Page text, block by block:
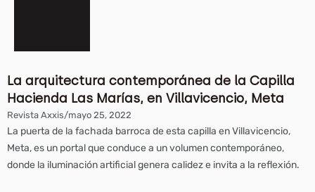
La arquitectura contemporánea de la Capilla
Hacienda Las Marías, en Villavicencio, Meta
Revista Axxis/mayo 25, 2022
La puerta de la fachada barroca de esta capilla en Villavicencio,
Meta, es un portal que conduce a un volumen contemporáneo,
donde la iluminación artificial genera calidez e invita a la reflexión.